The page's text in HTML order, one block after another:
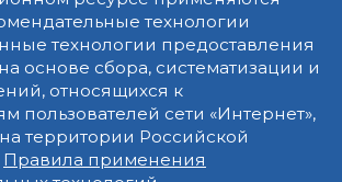
технологии
технологии предоставления
основе сбора, систематизации и
относящихся к
пользователей сети «Интернет»,
территории Российской
Правила применения